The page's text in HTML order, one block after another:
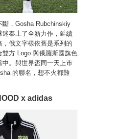
斷，Gosha Rubchinskiy
迷奉上了全新力作，延續
，俄文字樣依舊是系列的
雙方 Logo 與俄羅斯國旗色
中。與世界盃同一天上市
的聯名，想不火都難
x adidas